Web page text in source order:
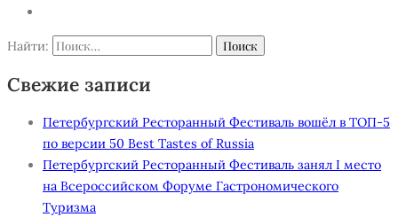
Найти:
Свежие записи
Петербургский Ресторанный Фестиваль вошёл в ТОП-5
по версии 50 Best Tastes of Russia
Петербургский Ресторанный Фестиваль занял I место
на Всероссийском Форуме Гастрономического
Туризма